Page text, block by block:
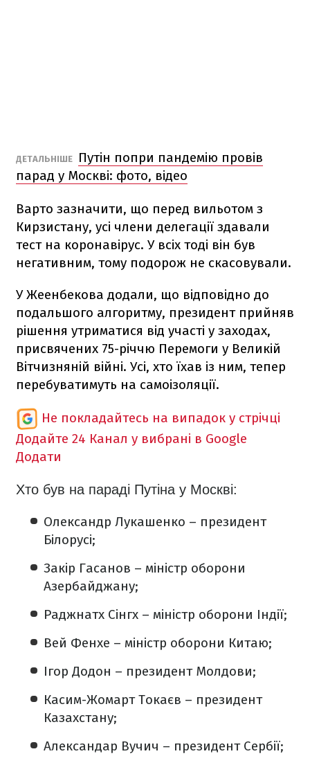
ДЕТАЛЬНІШЕ
Путін попри пандемію провів
парад у Москві: фото, відео
Варто зазначити, що перед вильотом з
Кирзистану, усі члени делегації здавали
тест на коронавірус. У всіх тоді він був
негативним, тому подорож не скасовували.
У Жеенбекова додали, що відповідно до
подальшого алгоритму, президент прийняв
рішення утриматися від участі у заходах,
присвячених 75-річчю Перемоги у Великій
Вітчизняній війні. Усі, хто їхав із ним, тепер
перебуватимуть на самоізоляції.
Не покладайтесь на випадок у стрічці
Додайте 24 Канал у вибрані в Google
Додати
Хто був на параді Путіна у Москві:
Олександр Лукашенко – президент
Білорусі;
Закір Гасанов – міністр оборони
Азербайджану;
Раджнатх Сінгх – міністр оборони Індії;
Вей Фенхе – міністр оборони Китаю;
Ігор Додон – президент Молдови;
Касим-Жомарт Токаєв – президент
Казахстану;
Александар Вучич – президент Сербії;